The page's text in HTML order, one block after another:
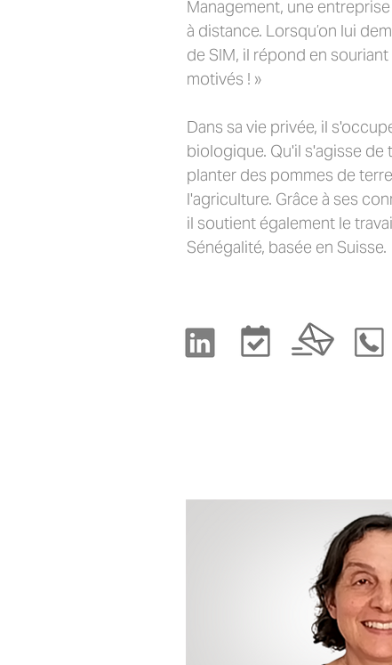
Management, une
à distance. Lorsqu’on lui
de SIM, il répond en
motivés ! »
Dans sa vie privée, il
biologique. Qu'il s'agisse de
planter des pommes de
l'agriculture. Grâce à ses
il soutient également le
Sénégalité, basée en Suisse.